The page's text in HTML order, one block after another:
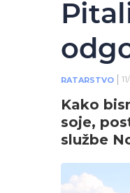
RATARSTVO
Kako
soje,
službe